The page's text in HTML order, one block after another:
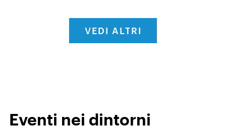
VEDI ALTRI
Eventi nei dintorni